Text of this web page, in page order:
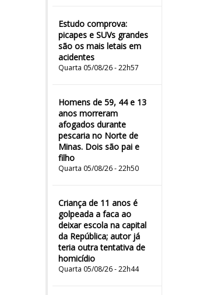
Estudo comprova:
picapes e SUVs grandes
são os mais letais em
acidentes
Quarta 05/08/26 - 22h57
Homens de 59, 44 e 13
anos morreram
afogados durante
pescaria no Norte de
Minas. Dois são pai e
filho
Quarta 05/08/26 - 22h50
Criança de 11 anos é
golpeada a faca ao
deixar escola na capital
da República; autor já
teria outra tentativa de
homicídio
Quarta 05/08/26 - 22h44